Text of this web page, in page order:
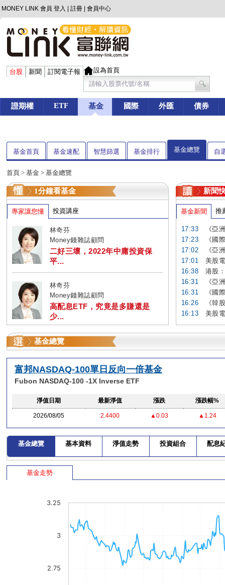
MONEY LINK 會員 登入 註冊 會員中心
台股 新聞 訂閱電子報 設為首頁
證期權 ETF 基金 國際 外匯 債券
基金首頁 基金速配 智慧篩選 基金排行 基金總覽 自
首頁 > 基金 > 基金總覽
1分鐘看基金
專家讓您懂 投資講座
林奇芬
Money錢雜誌顧問
二好三壞，2022年中庸投資保
平...
林奇芬
Money錢雜誌顧問
高配息ETF，究竟是多賺還是
少...
新聞
基金新聞 推
17:33
《亞
17:23
《國
17:02
《亞
17:01
美股
16:38
港股
16:31
《亞
16:31
《國
16:26
《韓
16:13
美股
基金總覽
富邦NASDAQ-100單日反向一倍基金
Fubon NASDAQ-100 -1X Inverse ETF
淨值日期 最新淨值 漲跌 漲跌幅%
2026/08/05 2.4400 ▲0.03 ▲1.24
基金總覽 基本資料 淨值走勢 投資組合 配息
基金走勢
2.75
3
3.25